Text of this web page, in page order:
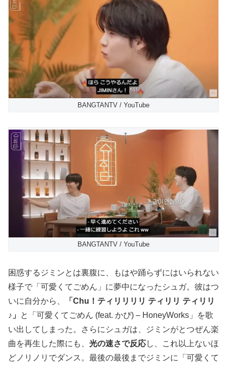
BANGTANTV / YouTube
BANGTANTV / YouTube
困惑するジミンとは裏腹に、もはや踊らずにはいられない
様子で「可愛くてごめん」に夢中になったシュガ。彼はつ
いに自分から、
「Chu！ティリリリリ ティリリ ティリリ
♪」
と「可愛くてごめん (feat. かぴ) – HoneyWorks」を歌
い出してしまった。さらにシュガは、ジミンがとつぜん楽
曲を再生した際にも、 光の速さで反応し、これ以上ないほ
どノリノリでダンス。最後の最後までジミンに「可愛くて